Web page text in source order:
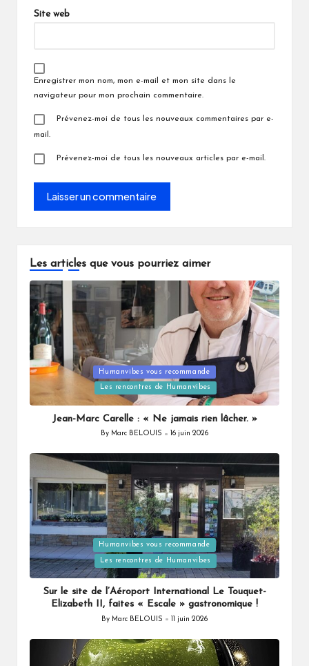
Site web
Enregistrer mon nom, mon e-mail et mon site dans le
navigateur pour mon prochain commentaire.
Prévenez-moi de tous les nouveaux commentaires par e-
mail.
Prévenez-moi de tous les nouveaux articles par e-mail.
Les articles que vous pourriez aimer
Posted
Humanvibes vous recommande
Les rencontres de Humanvibes
Jean-Marc Carelle : « Ne jamais rien lâcher. »
Posted
By Marc BELOUIS 16 juin 2026
Posted
in
Humanvibes vous recommande
Les rencontres de Humanvibes
Sur le site de l’Aéroport International Le Touquet-
Elizabeth II, faites « Escale » gastronomique !
Posted
By Marc BELOUIS 11 juin 2026